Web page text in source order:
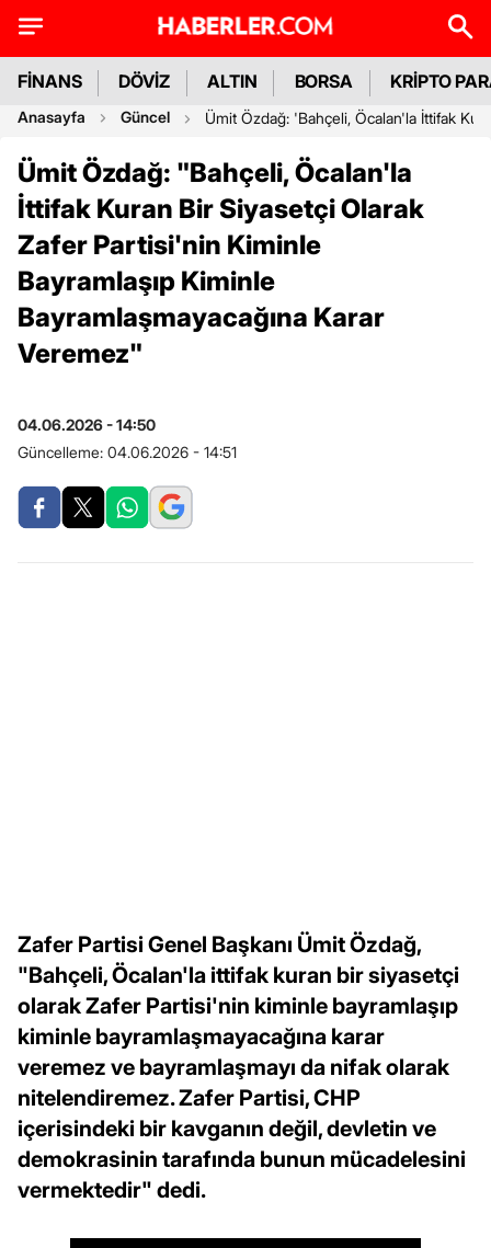
FİNANS DÖVİZ ALTIN BORSA KRİPTO
Anasayfa Güncel Ümit Özdağ: 'Bahçeli, Öcalan'la İttifak
Ümit Özdağ: "Bahçeli, Öcalan'la
İttifak Kuran Bir Siyasetçi Olarak
Zafer Partisi'nin Kiminle
Bayramlaşıp Kiminle
Bayramlaşmayacağına Karar
Veremez"
04.06.2026 - 14:50
Güncelleme: 04.06.2026 - 14:51
Zafer Partisi Genel Başkanı Ümit Özdağ,
"Bahçeli, Öcalan'la ittifak kuran bir siyasetçi
olarak Zafer Partisi'nin kiminle bayramlaşıp
kiminle bayramlaşmayacağına karar
veremez ve bayramlaşmayı da nifak olarak
nitelendiremez. Zafer Partisi, CHP
içerisindeki bir kavganın değil, devletin ve
demokrasinin tarafında bunun mücadelesini
vermektedir" dedi.